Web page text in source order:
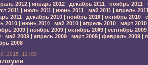
2012| январь 2012| декабрь 2011 | ноябрь 2011 |
2011 | июль 2011 | июнь 2011 | май 2011 | апрель 2011
2011 | декабрь 2010| ноябрь 2010| октябрь 2010|
2010| июнь 2010| май 2010| апрель 2010| март 2010
2009| ноябрь 2009| октябрь 2009| сентябрь 2009
| май 2009| апрель 2009| март 2009| февраль 2009|
2008
12:00